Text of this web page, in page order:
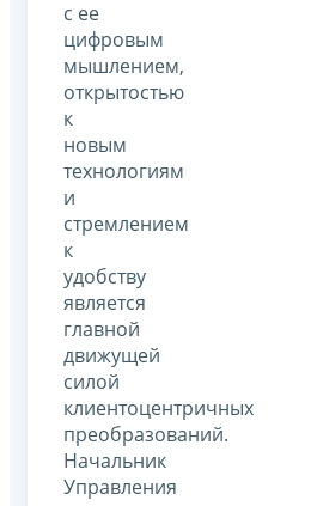
с ее
цифровым
мышлением,
открытостью
к
новым
технологиям
и
стремлением
к
удобству
является
главной
движущей
силой
клиентоцентричных
преобразований.
Начальник
Управления